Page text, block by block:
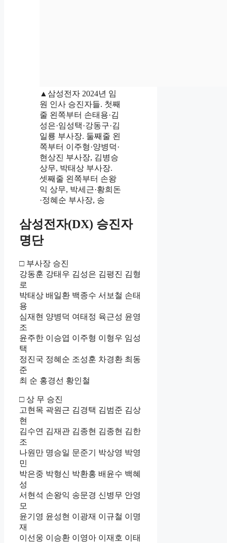
▲삼성전자 2024년 임
원 인사 승진자들. 첫째
줄 왼쪽부터 손태용·김
성은·임성택·강동구·김
일룡 부사장. 둘째줄 왼
쪽부터 이주형·양병덕·
현상진 부사장, 김병승
상무, 박태상 부사장.
셋째줄 왼쪽부터 손왕
익 상무, 박세근·황희돈
·정혜순 부사장, 송
삼성전자(DX) 승진자
명단
□ 부사장 승진
강동훈 강태우 김성은 김평진 김형
로
박태상 배일환 백종수 서보철 손태
용
심재현 양병덕 여태정 육근성 윤영
조
윤주한 이승엽 이주형 이형우 임성
택
정진국 정혜순 조성훈 차경환 최동
준
최 순 홍경선 황인철
□ 상 무 승진
고현목 곽원근 김경택 김범준 김상
현
김수연 김재관 김종현 김종현 김한
조
나원만 명승일 문준기 박상영 박영
민
박은중 박형신 박환홍 배윤수 백혜
성
서현석 손왕익 송문경 신병무 안영
모
윤기영 윤성현 이광재 이규철 이명
재
이선웅 이승환 이영아 이재호 이태